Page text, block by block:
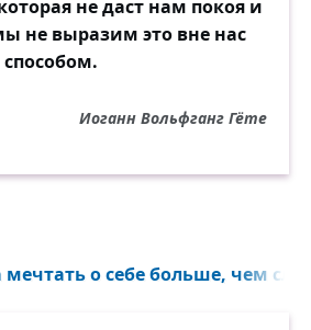
не даст нам покоя и
не выразим это вне нас
Иоганн Вольфганг Гёте
о себе больше, чем